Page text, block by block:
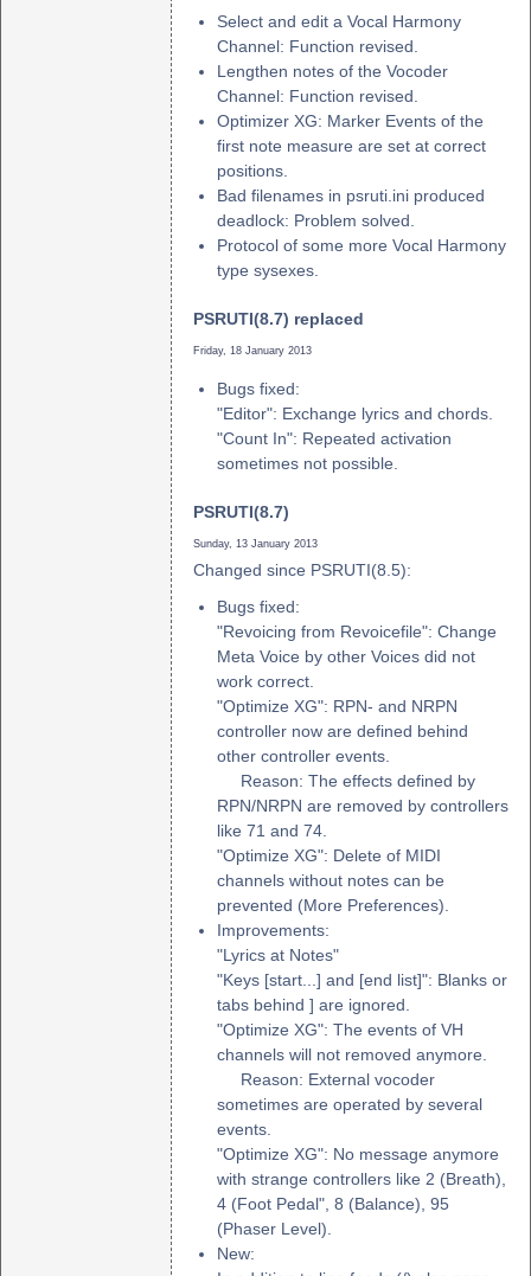
Select and edit a Vocal Harmony
Channel: Function revised.
Lengthen notes of the Vocoder
Channel: Function revised.
Optimizer XG: Marker Events of the
first note measure are set at correct
positions.
Bad filenames in psruti.ini produced
deadlock: Problem solved.
Protocol of some more Vocal Harmony
type sysexes.
PSRUTI(8.7) replaced
Friday, 18 January 2013
Bugs fixed:
"Editor": Exchange lyrics and chords.
"Count In": Repeated activation
sometimes not possible.
PSRUTI(8.7)
Sunday, 13 January 2013
Changed since PSRUTI(8.5):
Bugs fixed:
"Revoicing from Revoicefile": Change
Meta Voice by other Voices did not
work correct.
"Optimize XG": RPN- and NRPN
controller now are defined behind
other controller events.
Reason: The effects defined by
RPN/NRPN are removed by controllers
like 71 and 74.
"Optimize XG": Delete of MIDI
channels without notes can be
prevented (More Preferences).
Improvements:
"Lyrics at Notes"
"Keys [start...] and [end list]": Blanks or
tabs behind ] are ignored.
"Optimize XG": The events of VH
channels will not removed anymore.
Reason: External vocoder
sometimes are operated by several
events.
"Optimize XG": No message anymore
with strange controllers like 2 (Breath),
4 (Foot Pedal", 8 (Balance), 95
(Phaser Level).
New: